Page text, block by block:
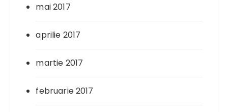
mai 2017
aprilie 2017
martie 2017
februarie 2017